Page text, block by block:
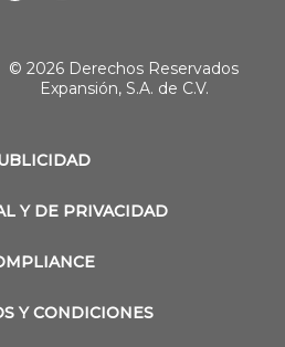
Y DE PRIVACIDAD
Y CONDICIONES
© 2026 Derechos Reservados
Expansión, S.A. de C.V.